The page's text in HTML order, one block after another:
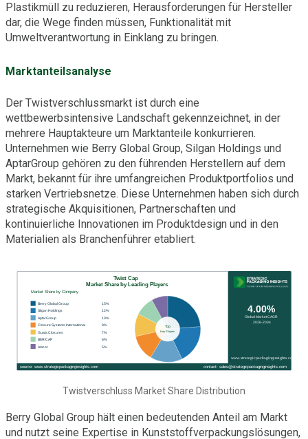
Plastikmüll zu reduzieren, Herausforderungen für Hersteller
dar, die Wege finden müssen, Funktionalität mit
Umweltverantwortung in Einklang zu bringen.
Marktanteilsanalyse
Der Twistverschlussmarkt ist durch eine
wettbewerbsintensive Landschaft gekennzeichnet, in der
mehrere Hauptakteure um Marktanteile konkurrieren.
Unternehmen wie Berry Global Group, Silgan Holdings und
AptarGroup gehören zu den führenden Herstellern auf dem
Markt, bekannt für ihre umfangreichen Produktportfolios und
starken Vertriebsnetze. Diese Unternehmen haben sich durch
strategische Akquisitionen, Partnerschaften und
kontinuierliche Innovationen im Produktdesign und in den
Materialien als Branchenführer etabliert.
Twistverschluss Market Share Distribution
Berry Global Group hält einen bedeutenden Anteil am Markt
und nutzt seine Expertise in Kunststoffverpackungslösungen,